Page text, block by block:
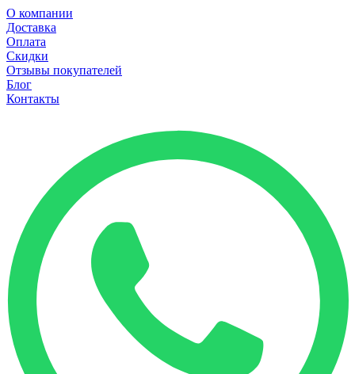
О компании
Доставка
Оплата
Скидки
Отзывы покупателей
Блог
Контакты